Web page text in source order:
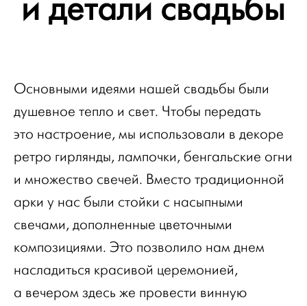
Основными идеями нашей свадьбы были
душевное тепло и свет. Чтобы передать
это настроение, мы использовали в декоре
ретро гирлянды, лампочки, бенгальские огни
и множество свечей. Вместо традиционной
арки у нас были стойки с насыпными
свечами, дополненные цветочными
композициями. Это позволило нам днем
насладиться красивой церемонией,
а вечером здесь же провести винную